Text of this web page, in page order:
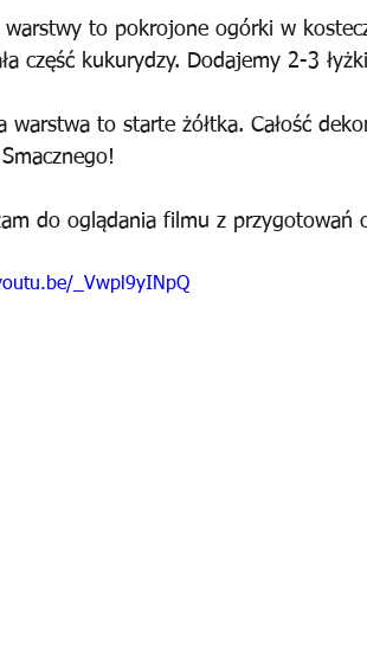
warstwy to pokrojone ogórki w
część kukurydzy. Dodajemy 2-3
warstwa to starte żółtka. Całość
do oglądania filmu z przygotowań
_Vwpl9yINpQ